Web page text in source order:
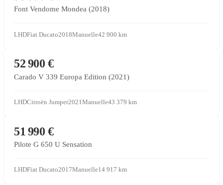
Font Vendome Mondea (2018)
LHDFiat Ducato2018Manuelle42 900 km
CONCESSIONNAIRE PARTENAIRE
52 900 €
Carado V 339 Europa Edition (2021)
LHDCitroën Jumper2021Manuelle43 379 km
CONCESSIONNAIRE PARTENAIRE
51 990 €
Pilote G 650 U Sensation
LHDFiat Ducato2017Manuelle14 917 km